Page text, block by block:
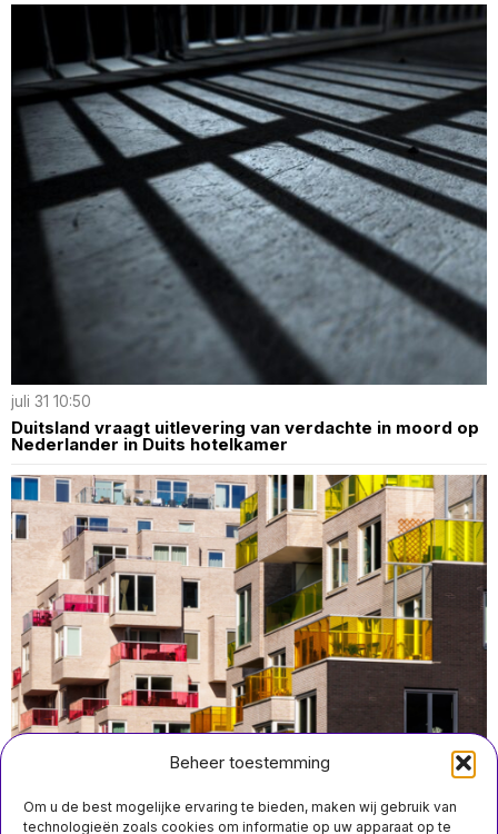
Beheer toestemming
Om u de best mogelijke ervaring te bieden, maken wij gebruik van
technologieën zoals cookies om informatie op uw apparaat op te
juli 31 10:50
Duitsland vraagt uitlevering van verdachte in moord op
Nederlander in Duits hotelkamer